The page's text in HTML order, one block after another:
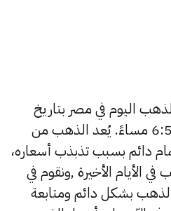
اليوم في مصر بتاريخ
الأحد 12 أبريل الساعة 6:55 مساءً. يُعد الذهب من
دائم بسبب تذبذب أسعاره،
الأيام الأخيرة ,ونقوم في
الذهب بشكل دائم ومتابعة